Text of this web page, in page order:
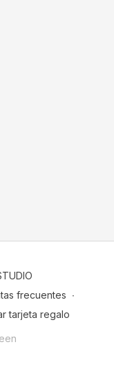
frecuentes ∙
tarjeta regalo